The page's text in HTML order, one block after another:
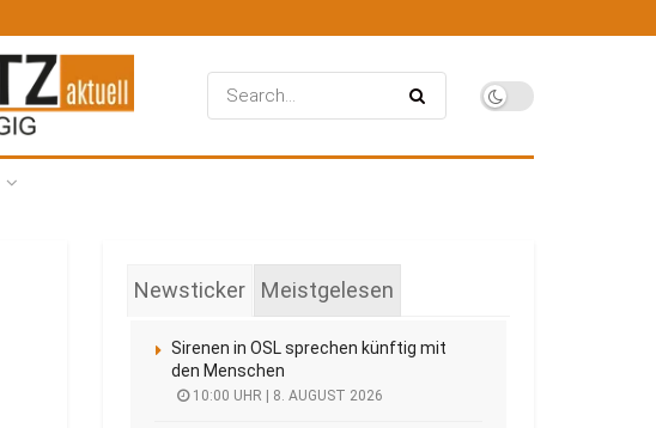
Newsticker Meistgelesen
Sirenen in OSL sprechen künftig mit
den Menschen
10:00 UHR | 8. AUGUST 2026